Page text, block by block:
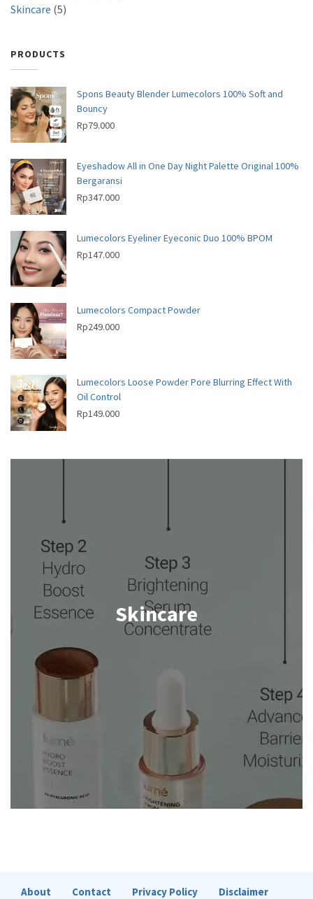
Skincare 5
PRODUCTS
Spons Beauty Blender Lumecolors 100% Soft and
Bouncy
Rp79.000
Eyeshadow All in One Day Night Palette Original 100%
Bergaransi
Rp347.000
Lumecolors Eyeliner Eyeconic Duo 100% BPOM
Rp147.000
Lumecolors Compact Powder
Rp249.000
Lumecolors Loose Powder Pore Blurring Effect With
Oil Control
Rp149.000
Skincare
About Contact Privacy Policy Disclaimer